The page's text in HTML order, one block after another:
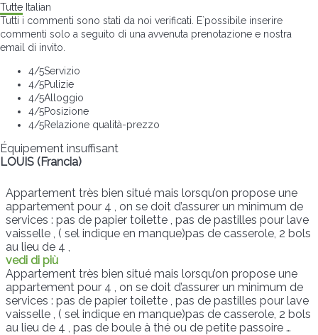
Tutte Italian
Tutti i commenti sono stati da noi verificati. E`possibile inserire
commenti solo a seguito di una avvenuta prenotazione e nostra
email di invito.
4/5Servizio
4/5Pulizie
4/5Alloggio
4/5Posizione
4/5Relazione qualità-prezzo
Équipement insuffisant
LOUIS (Francia)
Appartement très bien situé mais lorsqu’on propose une
appartement pour 4 , on se doit d’assurer un minimum de
services : pas de papier toilette , pas de pastilles pour lave
vaisselle , ( sel indique en manque)pas de casserole, 2 bols
au lieu de 4 ,
vedi di più
Appartement très bien situé mais lorsqu’on propose une
appartement pour 4 , on se doit d’assurer un minimum de
services : pas de papier toilette , pas de pastilles pour lave
vaisselle , ( sel indique en manque)pas de casserole, 2 bols
au lieu de 4 , pas de boule à thé ou de petite passoire …